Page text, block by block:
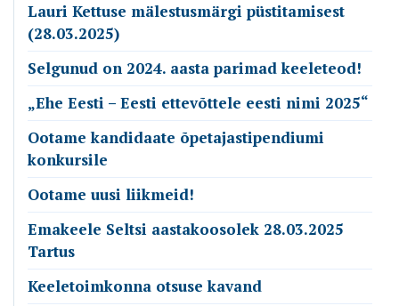
Lauri Kettuse mälestusmärgi püstitamisest
(28.03.2025)
Selgunud on 2024. aasta parimad keeleteod!
„Ehe Eesti – Eesti ettevõttele eesti nimi 2025“
Ootame kandidaate õpetajastipendiumi
konkursile
Ootame uusi liikmeid!
Emakeele Seltsi aastakoosolek 28.03.2025
Tartus
Keeletoimkonna otsuse kavand